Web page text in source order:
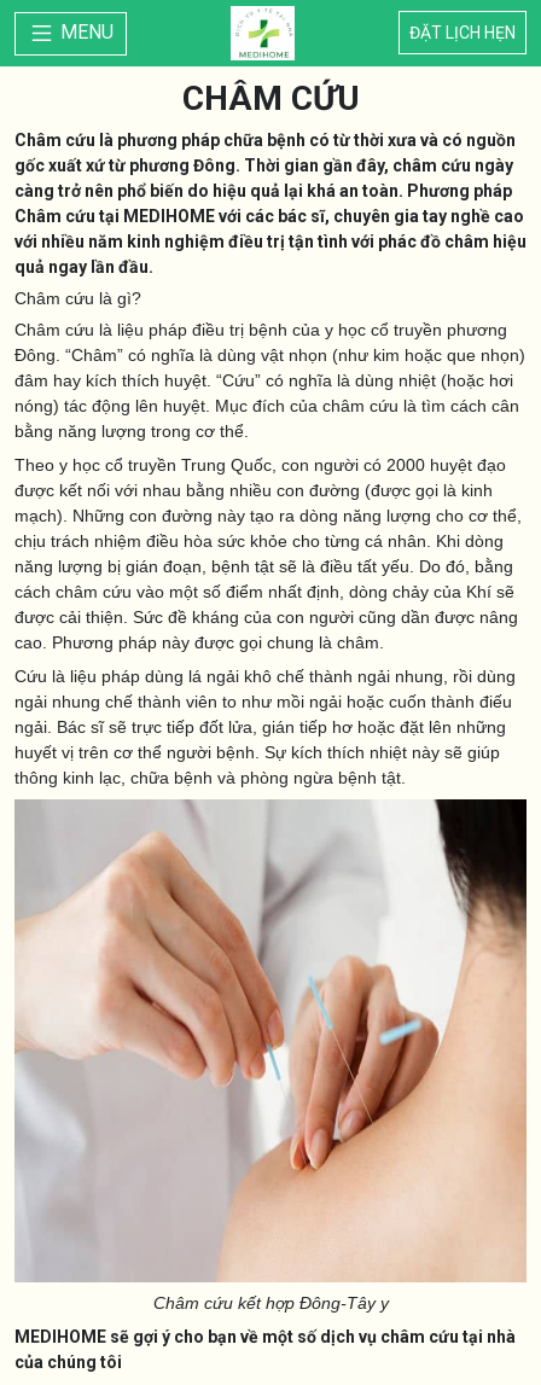
MENU ĐẶT LỊCH HẸN
CHÂM CỨU
Châm cứu là phương pháp chữa bệnh có từ thời xưa và có nguồn
gốc xuất xứ từ phương Đông. Thời gian gần đây, châm cứu ngày
càng trở nên phổ biến do hiệu quả lại khá an toàn. Phương pháp
Châm cứu tại MEDIHOME với các bác sĩ, chuyên gia tay nghề cao
với nhiều năm kinh nghiệm điều trị tận tình với phác đồ châm hiệu
quả ngay lần đầu.
Châm cứu là gì?
Châm cứu là liệu pháp điều trị bệnh của y học cổ truyền phương
Đông. “Châm” có nghĩa là dùng vật nhọn (như kim hoặc que nhọn)
đâm hay kích thích huyệt. “Cứu” có nghĩa là dùng nhiệt (hoặc hơi
nóng) tác động lên huyệt. Mục đích của châm cứu là tìm cách cân
bằng năng lượng trong cơ thể.
Theo y học cổ truyền Trung Quốc, con người có 2000 huyệt đạo
được kết nối với nhau bằng nhiều con đường (được gọi là kinh
mạch). Những con đường này tạo ra dòng năng lượng cho cơ thể,
chịu trách nhiệm điều hòa sức khỏe cho từng cá nhân. Khi dòng
năng lượng bị gián đoạn, bệnh tật sẽ là điều tất yếu. Do đó, bằng
cách châm cứu vào một số điểm nhất định, dòng chảy của Khí sẽ
được cải thiện. Sức đề kháng của con người cũng dần được nâng
cao. Phương pháp này được gọi chung là châm.
Cứu là liệu pháp dùng lá ngải khô chế thành ngải nhung, rồi dùng
ngải nhung chế thành viên to như mồi ngải hoặc cuốn thành điếu
ngải. Bác sĩ sẽ trực tiếp đốt lửa, gián tiếp hơ hoặc đặt lên những
huyết vị trên cơ thể người bệnh. Sự kích thích nhiệt này sẽ giúp
thông kinh lạc, chữa bệnh và phòng ngừa bệnh tật.
Châm cứu kết hợp Đông-Tây y
MEDIHOME sẽ gợi ý cho bạn về một số dịch vụ châm cứu tại nhà
của chúng tôi